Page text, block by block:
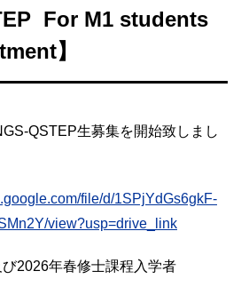
For M1 students
】
QSTEP生募集を開始致しまし
file/d/1SPjYdGs6gkF-
view?usp=drive_link
2026年春修士課程入学者